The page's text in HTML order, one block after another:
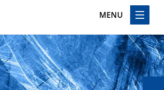
MENU